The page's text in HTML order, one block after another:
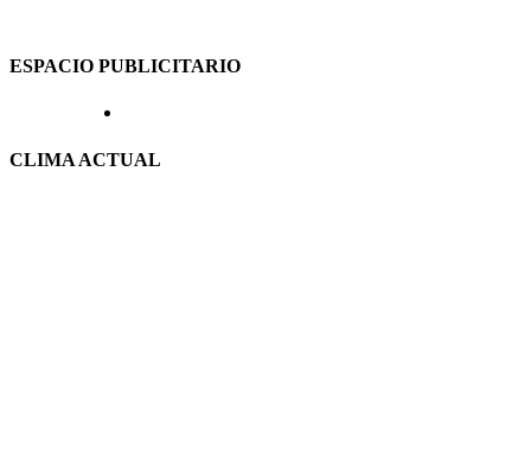
ESPACIO PUBLICITARIO
CLIMA ACTUAL